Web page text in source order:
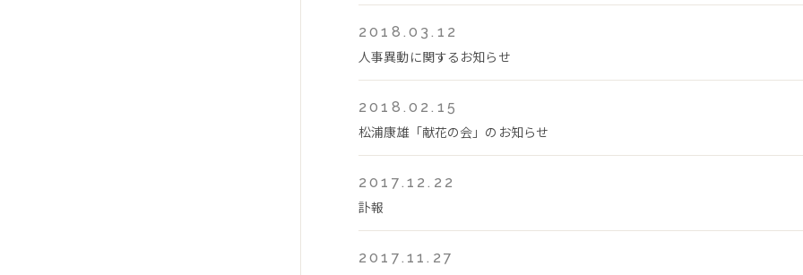
2018.03.12
人事異動に関するお知らせ
2018.02.15
松浦康雄「献花の会」のお知らせ
2017.12.22
訃報
2017.11.27